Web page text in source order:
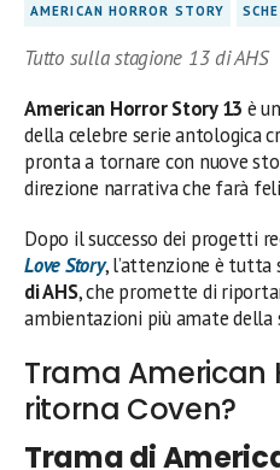
AMERICAN HORROR STORY
Tutto sulla stagione 13 di AHS
American Horror Story 13 è
della celebre serie antologica
pronta a tornare con nuove
direzione narrativa che farà
Dopo il successo dei progetti
Love Story, l’attenzione è tutta
di AHS, che promette di
ambientazioni più amate della
Trama American
ritorna Coven?
Trama di